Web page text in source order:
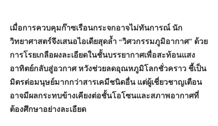
เมื่อการควบคุมก๊าซเรือนกระจกอาจไม่ทันการณ์ นัก
วิทยาศาสตร์จึงเสนอไอเดียสุดล้ำ “วิศวกรรมภูมิอากาศ” ด้วย
การโรยเกลือผงละเอียดในชั้นบรรยากาศเพื่อสะท้อนแสง
อาทิตย์กลับสู่อวกาศ หวังช่วยลดอุณหภูมิโลกชั่วคราว ชี้เป็น
มิตรต่อมนุษย์มากกว่าสารเคมีชนิดอื่น แต่ผู้เชี่ยวชาญเตือน
อาจมีผลกระทบข้างเคียงต่อชั้นโอโซนและสภาพอากาศที่
ต้องศึกษาอย่างละเอียด